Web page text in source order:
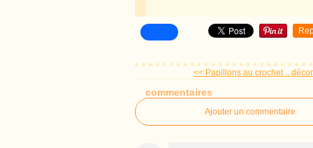
<< Papillons au crochet ..
commentaires
Ajouter un commentaire